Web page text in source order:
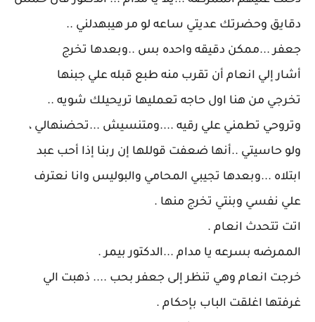
دقايق وحضرتك عديتي ساعه لو مر هيبهدلني ..
جعفر ...ممكن دقيقه واحده بس ..وبعدها تخرج
أشار إلي انعام أن تقرب منه طبع قبله علي جبنها
تخرجي من هنا اول حاجه تعمليها تريحيلك شويه ..
وتروحي تطمني علي رقيه ....ومتنسيش ...تحضنهالي ،
ولو حاسيتي ..أنها ضعفت قوللها إن ربنا إذا أحب عبد
ابتلاه ...وبعدها تجيبي المحامي والبوليس وانا نعترف
علي نفسي وبنتي تخرج منها .
اتت تتحدث انعام .
الممرضه بسرعه يا مدام ...الدكتور بيمر .
خرجت انعام وهي تنظر إلى جعفر بحب .... ذهبت الي
غرفتها اغلقت الباب بإحكام .